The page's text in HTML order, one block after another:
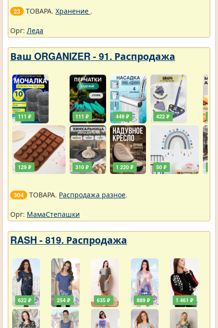
23 ТОВАРА. Хранение .
Орг: Леда
Ваш ORGANIZER - 91. Распродажа
111 ₽
129 ₽
111 ₽
310 ₽
449 ₽
1 220 ₽
422 ₽
50 ₽
304 ТОВАРА. Распродажа разное.
Орг: МамаСтепашки
RASH - 819. Распродажа
622 ₽ 254 ₽ 635 ₽ 889 ₽ 1 461 ₽